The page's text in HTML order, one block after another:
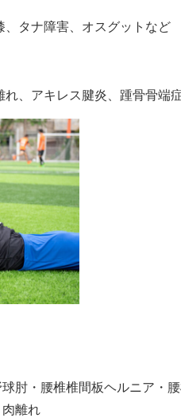
タナ障害、オスグットなど
、アキレス腱炎、 踵骨骨端
肘・腰椎椎間板ヘルニア・
離れ